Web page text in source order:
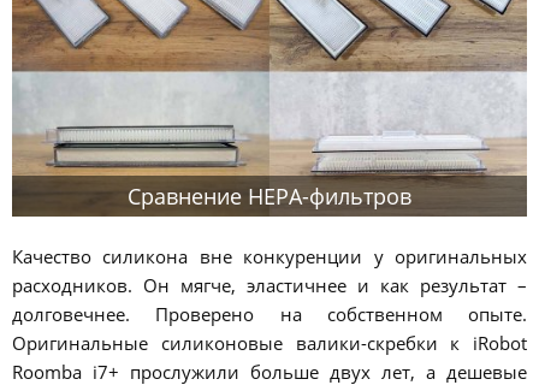
Сравнение HEPA-фильтров
Качество силикона вне конкуренции у оригинальных
расходников. Он мягче, эластичнее и как результат –
долговечнее. Проверено на собственном опыте.
Оригинальные силиконовые валики-скребки к iRobot
Roomba i7+ прослужили больше двух лет, а дешевые